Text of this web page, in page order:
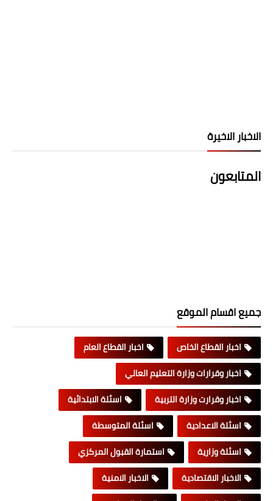
الاخبار الاخيرة
المتابعون
جميع اقسام الموقع
اخبار القطاع الخاص
اخبار القطاع العام
اخبار وقرارات وزارة التعليم العالي
اخبار وقرارت وزارة التربية
اسئلة الابتدائية
اسئلة الاعدادية
اسئلة المتوسطة
اسئلة وزارية
استمارة القبول المركزي
الاخبار الاقتصادية
الاخبار الامنية